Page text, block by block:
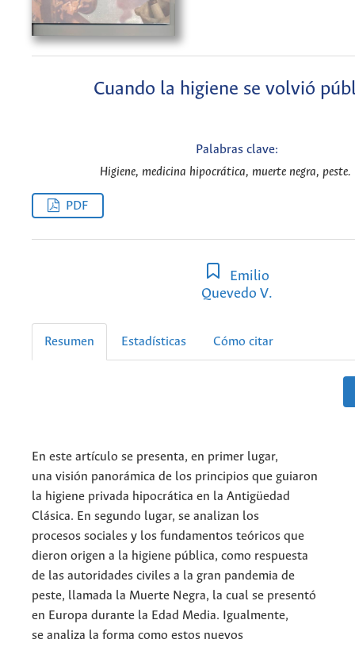
Cuando la higiene se volvió
Palabras clave:
Higiene, medicina hipocrática, muerte negra, peste.
PDF
Emilio
Quevedo V.
Resumen Estadísticas Cómo citar
En este artículo se presenta, en primer lugar,
una visión panorámica de los principios que guiaron
la higiene privada hipocrática en la Antigüedad
Clásica. En segundo lugar, se analizan los
procesos sociales y los fundamentos teóricos que
dieron origen a la higiene pública, como respuesta
de las autoridades civiles a la gran pandemia de
peste, llamada la Muerte Negra, la cual se presentó
en Europa durante la Edad Media. Igualmente,
se analiza la forma como estos nuevos